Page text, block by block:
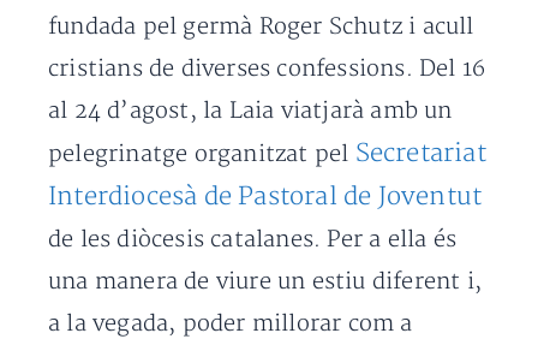
fundada pel germà Roger Schutz i acull
cristians de diverses confessions. Del 16
al 24 d’agost, la Laia viatjarà amb un
pelegrinatge organitzat pel Secretariat
Interdiocesà de Pastoral de Joventut
de les diòcesis catalanes. Per a ella és
una manera de viure un estiu diferent i,
a la vegada, poder millorar com a